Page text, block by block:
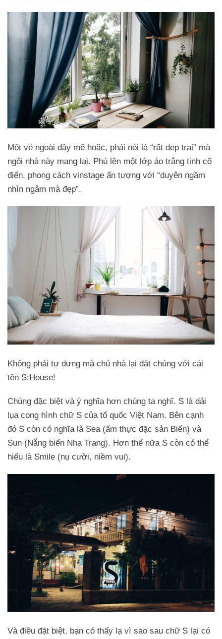
Một vẻ ngoài đầy mê hoặc, phải nói là “rất đẹp trai” mà
ngôi nhà này mang lại. Phủ lên một lớp áo trắng tinh cổ
điển, phong cách vinstage ấn tượng với “duyên ngầm
nhìn ngâm mà đẹp”.
Không phải tự dưng mà chủ nhà lại đặt chúng với cái
tên S:House!
Chúng đặc biệt và ý nghĩa hơn chúng ta nghĩ. S là dải
lụa cong hình chữ S của tổ quốc Việt Nam. Bên cạnh
đó S còn có nghĩa là Sea (ẩm thực đặc sản Biển) và
Sun (Nắng biển Nha Trang). Hơn thế nữa S còn có thể
hiểu là Smile (nụ cười, niềm vui).
Và điều đặt biệt, bạn có thấy lạ vì sao sau chữ S lại có